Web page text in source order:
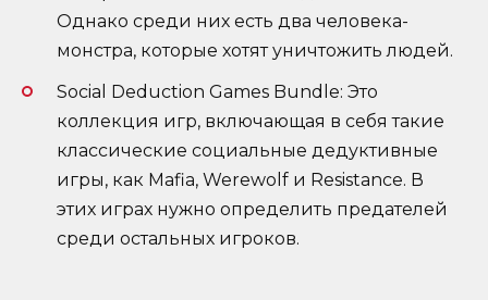
Однако среди них есть два человека-
монстра, которые хотят уничтожить людей.
Social Deduction Games Bundle: Это
коллекция игр, включающая в себя такие
классические социальные дедуктивные
игры, как Mafia, Werewolf и Resistance. В
этих играх нужно определить предателей
среди остальных игроков.